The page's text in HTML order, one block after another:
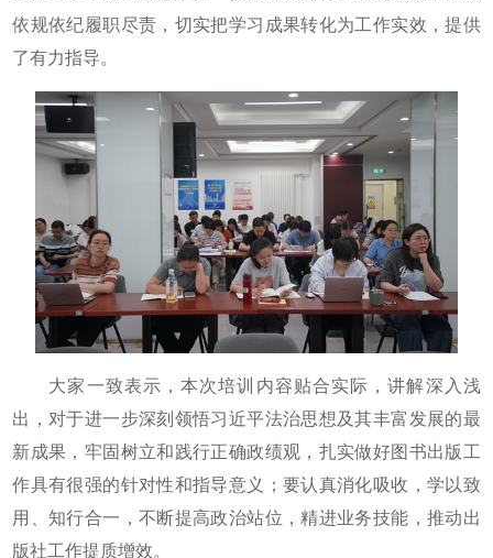
依规依纪履职尽责，切实把学习成果转化为工作实效，提供
了有力指导。
大家一致表示，本次培训内容贴合实际，讲解深入浅
出，对于进一步深刻领悟习近平法治思想及其丰富发展的最
新成果，牢固树立和践行正确政绩观，扎实做好图书出版工
作具有很强的针对性和指导意义；要认真消化吸收，学以致
用、知行合一，不断提高政治站位，精进业务技能，推动出
版社工作提质增效。